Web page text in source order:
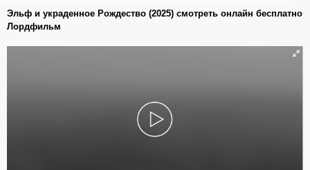
Эльф и украденное Рождество (2025) смотреть онлайн бесплатно
Лордфильм